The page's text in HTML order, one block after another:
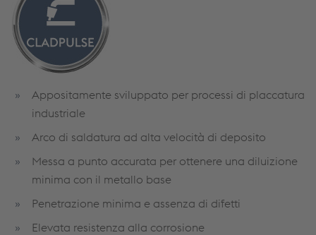
Appositamente sviluppato per processi di placcatura
industriale
Arco di saldatura ad alta velocità di deposito
Messa a punto accurata per ottenere una diluizione
minima con il metallo base
Penetrazione minima e assenza di difetti
Elevata resistenza alla corrosione